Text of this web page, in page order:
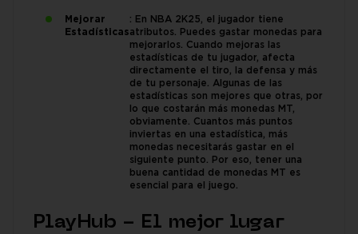
Mejorar
Estadísticas
: En NBA 2K25, el jugador tiene
atributos. Puedes gastar monedas para
mejorarlos. Cuando mejoras las
estadísticas de tu jugador, afecta
directamente el tiro, la defensa y más
de tu personaje. Algunas de las
estadísticas son mejores que otras, por
lo que costarán más monedas MT,
obviamente. Cuantos más puntos
inviertas en una estadística, más
monedas necesitarás gastar en el
siguiente punto. Por eso, tener una
buena cantidad de monedas MT es
esencial para el juego.
PlayHub - El mejor lugar